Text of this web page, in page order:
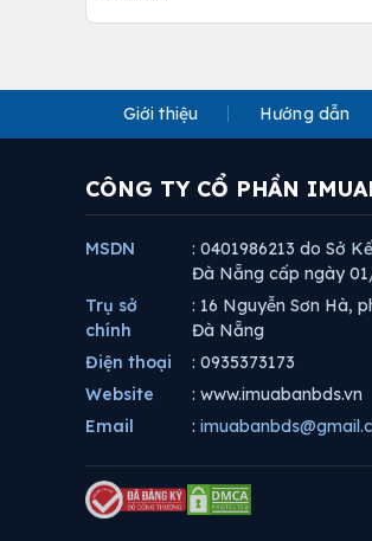
Giới thiệu Hướng dẫn
CÔNG TY CỔ PHẦN
MSDN
: 0401986213 do Sở
Đà Nẵng cấp ngày
Trụ sở
chính
: 16 Nguyễn Sơn Hà,
Đà Nẵng
Điện thoại
: 0935373173
Website
: www.imuabanbds.vn
Email
: